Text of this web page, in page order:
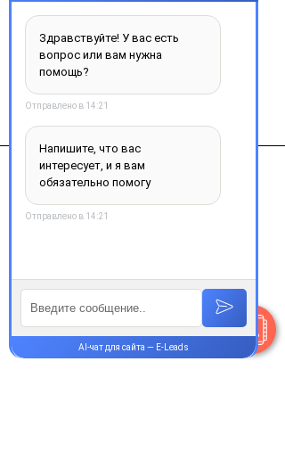
Добавить в корзину
Виробник
Ксантис Фарма Лимитед Кипр
Контакты
Пн-Пт:9.00-18.00
Сб-Вс:10.00-16.00